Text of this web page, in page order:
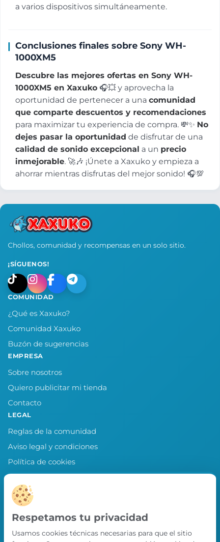
a varios dispositivos simultáneamente.
Conclusiones finales sobre Sony WH-
1000XM5
Descubre las mejores ofertas en Sony WH-
1000XM5 en Xaxuko 🎧💥 y aprovecha la
oportunidad de pertenecer a una comunidad
que comparte descuentos y recomendaciones
para maximizar tu experiencia de compra. 💸✨ No
dejes pasar la oportunidad de disfrutar de una
calidad de sonido excepcional a un precio
inmejorable. 🚀🎶 ¡Únete a Xaxuko y empieza a
ahorrar mientras disfrutas del mejor sonido! 🎧💯
Chollos, comunidad y recompensas en un solo sitio.
¡SÍGUENOS!
COMUNIDAD
¿Qué es Xaxuko?
Comunidad Xaxuko
Buzón de sugerencias
EMPRESA
Sobre nosotros
Quiero publicitar mi tienda
Contacto
LEGAL
Reglas de la comunidad
Aviso legal y condiciones
Política de cookies
Política de privacidad
Preferencias de cookies
LLEVA XAXUKO CONTIGO
Chollos, misiones y recompensas desde
nuestra APP.
Respetamos tu privacidad
Usamos cookies técnicas necesarias para que el sitio